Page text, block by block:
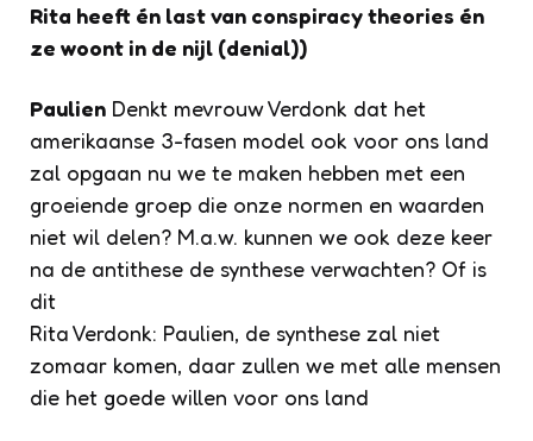
Rita heeft én last van conspiracy theories én
ze woont in de nijl (denial))
Paulien Denkt mevrouw Verdonk dat het
amerikaanse 3-fasen model ook voor ons land
zal opgaan nu we te maken hebben met een
groeiende groep die onze normen en waarden
niet wil delen? M.a.w. kunnen we ook deze keer
na de antithese de synthese verwachten? Of is
dit
Rita Verdonk: Paulien, de synthese zal niet
zomaar komen, daar zullen we met alle mensen
die het goede willen voor ons land